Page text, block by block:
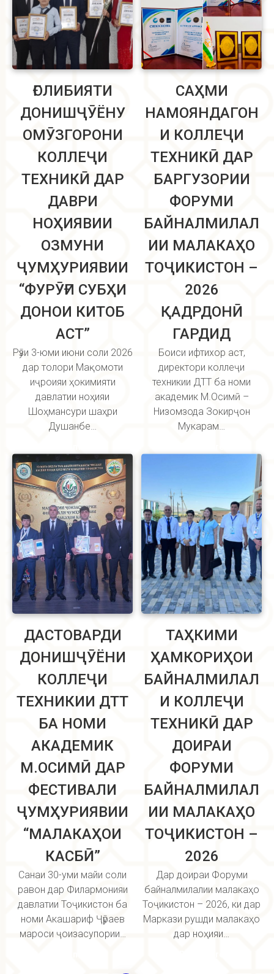
ҒОЛИБИЯТИ
ДОНИШҶӮЁНУ
ОМӮЗГОРОНИ
КОЛЛЕҶИ
ТЕХНИКӢ ДАР
ДАВРИ
НОҲИЯВИИ
ОЗМУНИ
ҶУМҲУРИЯВИИ
“ФУРӮҒИ СУБҲИ
ДОНОИ КИТОБ
АСТ”
Рӯзи 3-юми июни соли 2026
дар толори Мақомоти
иҷроияи ҳокимияти
давлатии ноҳияи
Шоҳмансури шаҳри
Душанбе…
САҲМИ
НАМОЯНДАГОН
И КОЛЛЕҶИ
ТЕХНИКӢ ДАР
БАРГУЗОРИИ
ФОРУМИ
БАЙНАЛМИЛАЛ
ИИ МАЛАКАҲО
ТОҶИКИСТОН –
2026
ҚАДРДОНӢ
ГАРДИД
Боиси ифтихор аст,
директори коллеҷи
техникии ДТТ ба номи
академик М.Осимӣ –
Низомзода Зокирҷон
Мукарам…
ДАСТОВАРДИ
ДОНИШҶӮЁНИ
КОЛЛЕҶИ
ТЕХНИКИИ ДТТ
БА НОМИ
АКАДЕМИК
М.ОСИМӢ ДАР
ФЕСТИВАЛИ
ҶУМҲУРИЯВИИ
“МАЛАКАҲОИ
КАСБӢ”
Санаи 30-уми майи соли
равон дар Филармонияи
давлатии Тоҷикистон ба
номи Акашариф Ҷӯраев
мароси ҷоизасупории…
ТАҲКИМИ
ҲАМКОРИҲОИ
БАЙНАЛМИЛАЛ
И КОЛЛЕҶИ
ТЕХНИКӢ ДАР
ДОИРАИ
ФОРУМИ
БАЙНАЛМИЛАЛ
ИИ МАЛАКАҲО
ТОҶИКИСТОН –
2026
Дар доираи Форуми
байналмилалии малакаҳо
Тоҷикистон – 2026, ки дар
Маркази рушди малакаҳо
дар ноҳияи…